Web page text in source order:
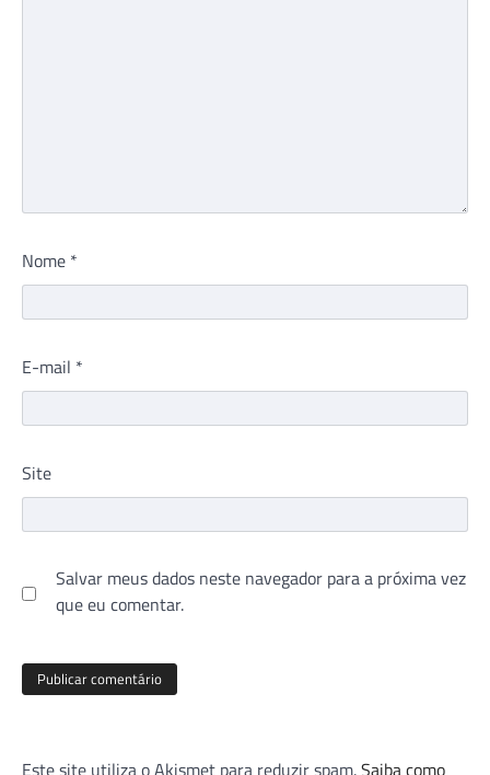
Nome *
E-mail *
Site
Salvar meus dados neste navegador para a próxima vez
que eu comentar.
Este site utiliza o Akismet para reduzir spam.Saiba como